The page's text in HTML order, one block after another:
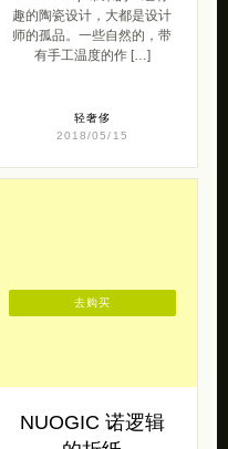
趣的陶瓷设计，大都是设计
师的孤品。一些自然的，带
有手工温度的作 […]
轻奢侈
2018/05/15
NUOGIC 诺逻辑
去购买